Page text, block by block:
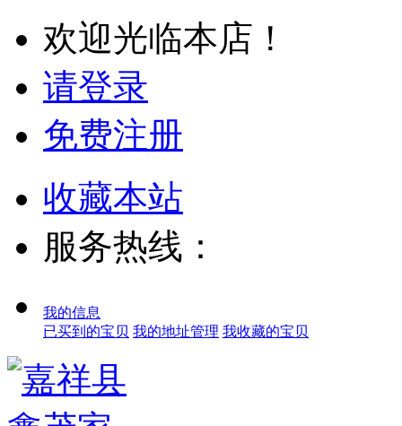
欢迎光临本店！
请登录
免费注册
收藏本站
服务热线：
我的信息
已买到的宝贝 我的地址管理 我收藏的宝贝